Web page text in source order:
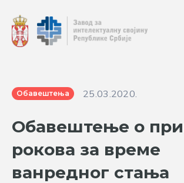
Обавештења 25.03.2020.
Обавештење о
рокова за време
ванредног стања